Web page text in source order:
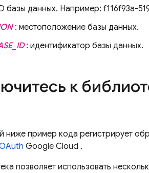
базы данных. Например: f116f93a-
: местоположение базы данных.
: идентификатор базы данных.
к
ниже пример кода регистрирует
Google Cloud .
позволяет использовать